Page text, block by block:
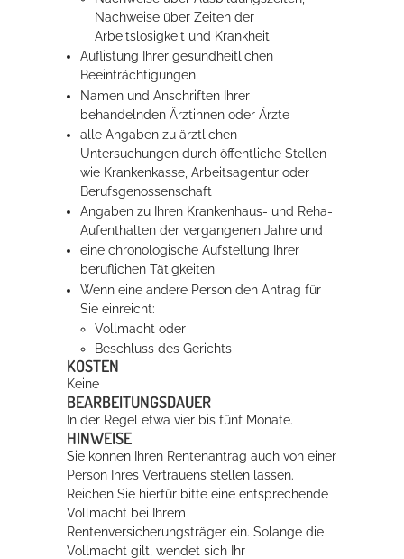
Nachweise über Zeiten der
Arbeitslosigkeit und Krankheit
Auflistung Ihrer gesundheitlichen
Beeinträchtigungen
Namen und Anschriften Ihrer
behandelnden Ärztinnen oder Ärzte
alle Angaben zu ärztlichen
Untersuchungen durch öffentliche Stellen
wie Krankenkasse, Arbeitsagentur oder
Berufsgenossenschaft
Angaben zu Ihren Krankenhaus- und Reha-
Aufenthalten der vergangenen Jahre und
eine chronologische Aufstellung Ihrer
beruflichen Tätigkeiten
Wenn eine andere Person den Antrag für
Sie einreicht:
Vollmacht oder
Beschluss des Gerichts
KOSTEN
Keine
BEARBEITUNGSDAUER
In der Regel etwa vier bis fünf Monate.
HINWEISE
Sie können Ihren Rentenantrag auch von einer
Person Ihres Vertrauens stellen lassen.
Reichen Sie hierfür bitte eine entsprechende
Vollmacht bei Ihrem
Rentenversicherungsträger ein. Solange die
Vollmacht gilt, wendet sich Ihr